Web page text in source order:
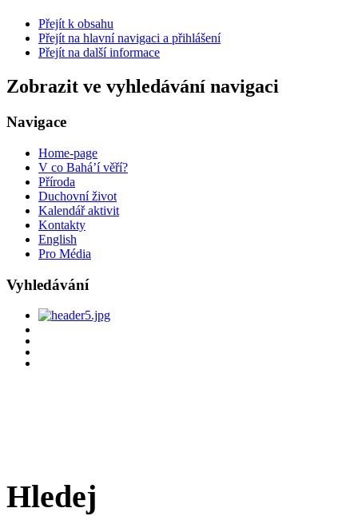
Přejít k obsahu
Přejít na hlavní navigaci a přihlášení
Přejít na další informace
Zobrazit ve vyhledávání navigaci
Navigace
Home-page
V co Bahá’í věří?
Příroda
Duchovní život
Kalendář aktivit
Kontakty
English
Pro Média
Vyhledávání
Hledej